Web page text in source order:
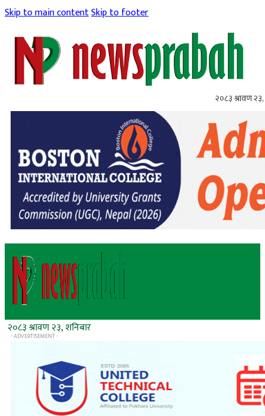
Skip to main contentSkip to footer
२०८३ श्रावण २३,
२०८३ श्रावण २३, शनिबार
- ADVERTISEMENT -